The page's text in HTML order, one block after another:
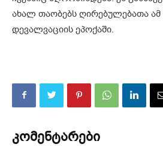
ახალ თაობებს ღირებულებათა
დევალვაციის ეპოქაში.
კომენტარები